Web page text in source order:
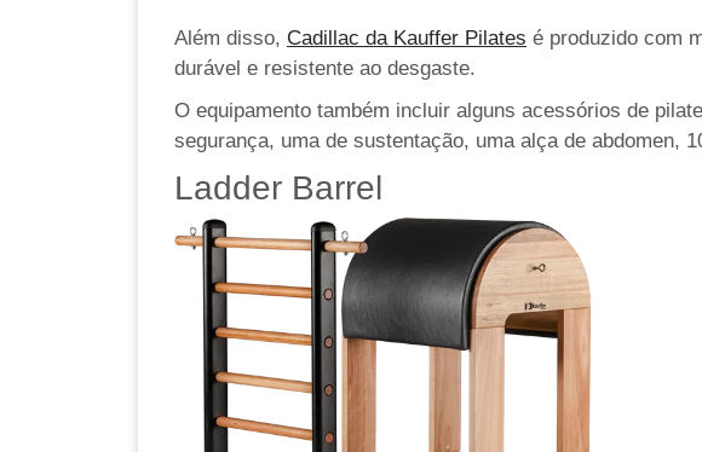
Além disso, Cadillac da Kauffer Pilates é produzido com
durável e resistente ao desgaste.
O equipamento também incluir alguns acessórios de
segurança, uma de sustentação, uma alça de abdomen,
Ladder Barrel